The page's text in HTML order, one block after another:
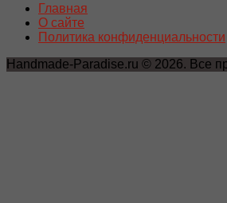
Главная
О сайте
Политика конфиденциальности
Handmade-Paradise.ru © 2026. Все